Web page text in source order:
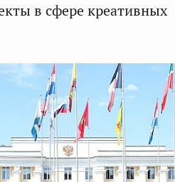
в сфере креативных